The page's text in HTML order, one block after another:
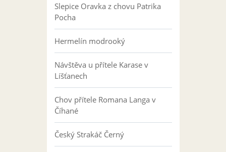
Slepice Oravka z chovu Patrika
Pocha
Hermelín modrooký
Návštěva u přítele Karase v
Líšťanech
Chov přítele Romana Langa v
Číhané
Český Strakáč Černý